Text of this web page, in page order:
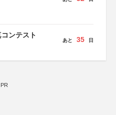
ンテスト
あと 35 日
PR